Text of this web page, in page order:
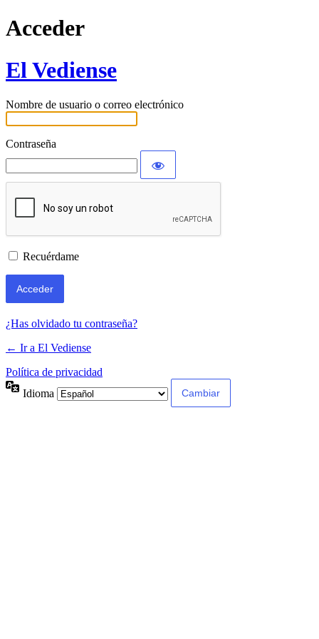
Acceder
El Vediense
Nombre de usuario o correo electrónico
Contraseña
Recuérdame
¿Has olvidado tu contraseña?
← Ir a El Vediense
Política de privacidad
Idioma